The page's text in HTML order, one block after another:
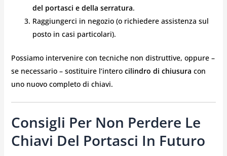
del portasci e della serratura.
Raggiungerci in negozio (o richiedere assistenza sul
posto in casi particolari).
Possiamo intervenire con tecniche non distruttive, oppure –
se necessario – sostituire l’intero cilindro di chiusura con
uno nuovo completo di chiavi.
Consigli Per Non Perdere Le
Chiavi Del Portasci In Futuro